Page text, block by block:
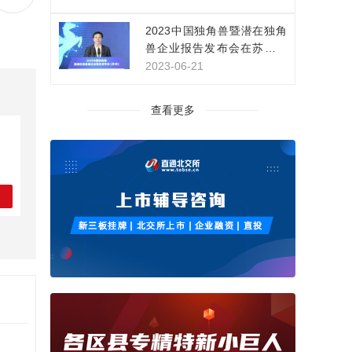
2023中国独角兽暨潜在独角
兽企业报告发布会在苏州举
行
2023-06-21
查看更多